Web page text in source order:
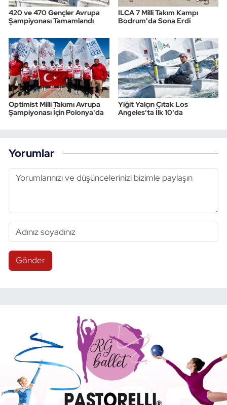
420 ve 470 Gençler Avrupa
Şampiyonası Tamamlandı
ILCA 7 Milli Takım Kampı
Bodrum'da Sona Erdi
Optimist Milli Takımı Avrupa
Şampiyonası İçin Polonya'da
Yiğit Yalçın Çıtak Los
Angeles'ta İlk 10'da
Yorumlar
Gönder